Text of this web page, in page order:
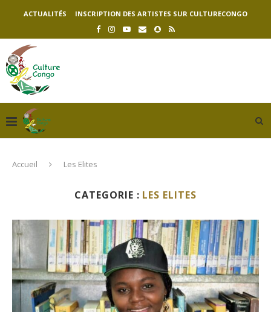
ACTUALITÉS INSCRIPTION DES ARTISTES SUR CULTURECONGO
Accueil Les Elites
CATEGORIE : LES ELITES